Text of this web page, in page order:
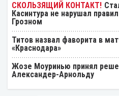
Касинтура не нарушал
Грозном
Титов назвал фаворита в
«Краснодара»
Жозе Моуринью принял
Александер-Арнольду